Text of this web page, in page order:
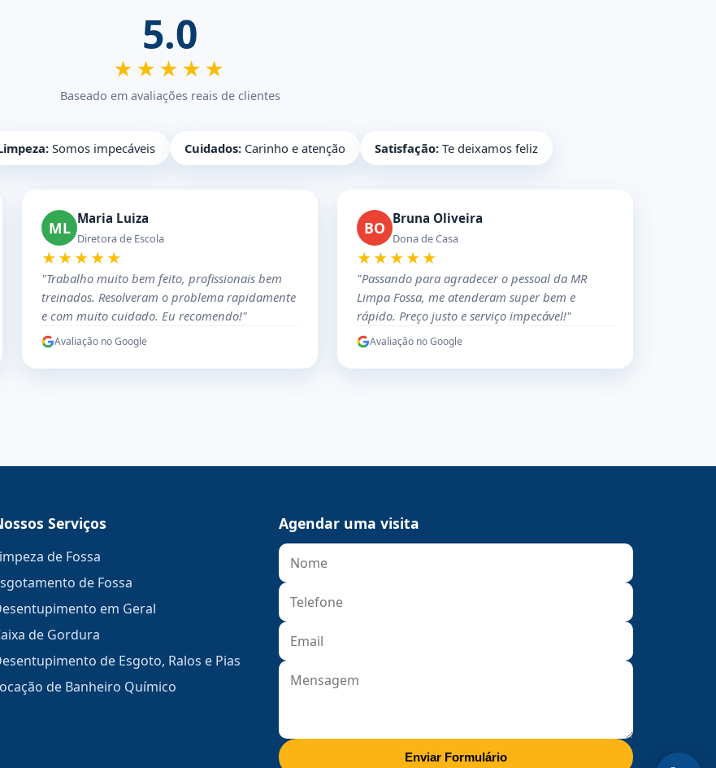
5.0
★★★★★
Baseado em avaliações reais de clientes
Somos impecáveis Cuidados: Carinho e atenção Satisfação: Te deixamos feliz
ML Maria Luiza
Diretora de Escola
★★★★★
"Trabalho muito bem feito, profissionais bem
treinados. Resolveram o problema rapidamente
e com muito cuidado. Eu recomendo!"
Avaliação no Google
BO Bruna Oliveira
Dona de Casa
★★★★★
"Passando para agradecer o pessoal da MR
Limpa Fossa, me atenderam super bem e
rápido. Preço justo e serviço impecável!"
Avaliação no Google
Serviços
de Fossa
de Fossa
em Geral
de Gordura
de Esgoto, Ralos e Pias
de Banheiro Químico
Agendar uma visita
Enviar Formulário